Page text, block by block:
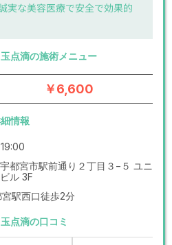
実な美容医療で安全で効果的
点滴の施術メニュー
￥6,600
情報
都宮市駅前通り２丁目３−５ ユニ
ル 3F
駅西口徒歩2分
点滴の口コミ